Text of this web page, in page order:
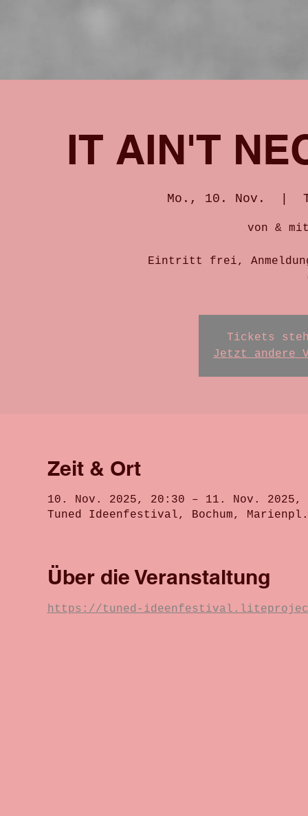
IT AIN'T
Mo., 10. Nov.
von &
Eintritt frei,
Tickets
Jetzt andere
Zeit & Ort
10. Nov. 2025, 20:30 – 11. Nov. 2025,
Tuned Ideenfestival, Bochum,
Über die Veranstaltung
https://tuned-